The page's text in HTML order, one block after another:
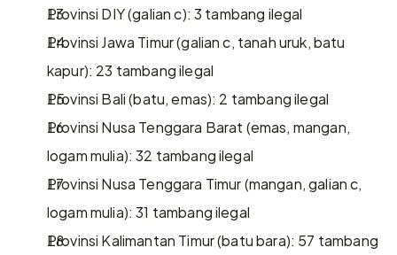
Provinsi DIY (galian c): 3 tambang ilegal
Provinsi Jawa Timur (galian c, tanah uruk, batu
kapur): 23 tambang ilegal
Provinsi Bali (batu, emas): 2 tambang ilegal
Provinsi Nusa Tenggara Barat (emas, mangan,
logam mulia): 32 tambang ilegal
Provinsi Nusa Tenggara Timur (mangan, galian c,
logam mulia): 31 tambang ilegal
Provinsi Kalimantan Timur (batu bara): 57 tambang